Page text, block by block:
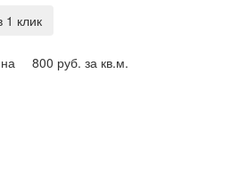
1 клик
800 руб. за кв.м.